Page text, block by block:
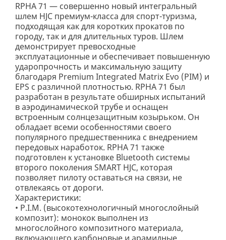
RPHA 71 — совершенно новый интегральный
шлем HJC премиум-класса для спорт-туризма,
подходящая как для коротких прокатов по
городу, так и для длительных туров. Шлем
демонстрирует превосходные
эксплуатационные и обеспечивает повышенную
ударопрочность и максимальную защиту
благодаря Premium Integrated Matrix Evo (PIM) и
EPS с различной плотностью. RPHA 71 был
разработан в результате обширных испытаний
в аэродинамической трубе и оснащен
встроенным солнцезащитным козырьком. Он
обладает всеми особенностями своего
популярного предшественника с внедрением
передовых наработок. RPHA 71 также
подготовлен к установке Bluetooth системы
второго поколения SMART HJC, которая
позволяет пилоту оставаться на связи, не
отвлекаясь от дороги.
Характеристики:
• P.I.M. (высокотехнологичный многослойный
композит): монокок выполнен из
многослойного композитного материала,